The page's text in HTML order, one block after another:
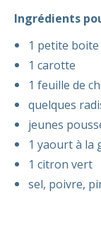
Ingrédients
1 petite
1 carotte
1 feuille de
quelques
jeunes
1 yaourt à la
1 citron vert
sel, poivre,